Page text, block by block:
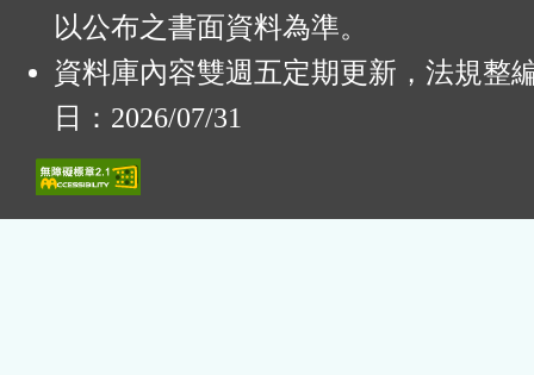
以公布之書面資料為準。
資料庫內容雙週五定期更新，法規整
日：2026/07/31